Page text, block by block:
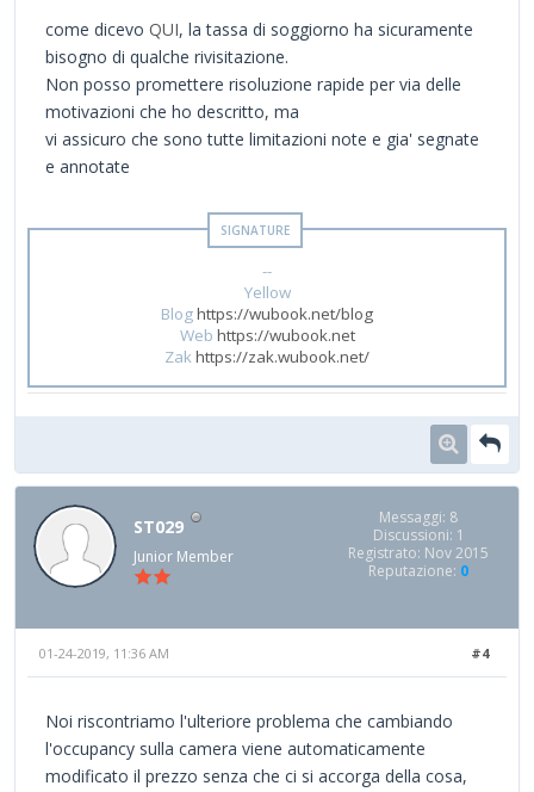
come dicevo QUI, la tassa di soggiorno ha sicuramente
bisogno di qualche rivisitazione.
Non posso promettere risoluzione rapide per via delle
motivazioni che ho descritto, ma
vi assicuro che sono tutte limitazioni note e gia' segnate
e annotate
--
Yellow
Bloghttps://wubook.net/blog
Web https://wubook.net
Zakhttps://zak.wubook.net/
ST029
Junior Member
Messaggi: 8
Discussioni: 1
Registrato: Nov 2015
Reputazione: 0
#4
01-24-2019, 11:36 AM
Noi riscontriamo l'ulteriore problema che cambiando
l'occupancy sulla camera viene automaticamente
modificato il prezzo senza che ci si accorga della cosa,